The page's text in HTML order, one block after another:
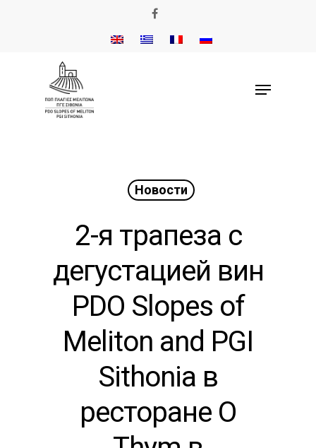
Новости
2-я трапеза с
дегустацией вин
PDO Slopes of
Meliton and PGI
Sithonia в
ресторане O